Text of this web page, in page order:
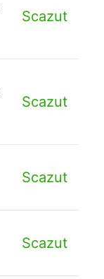
Scazut
Scazut
Scazut
Scazut